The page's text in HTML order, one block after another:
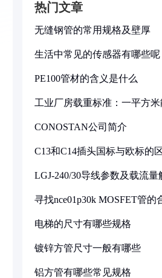
热门文章
无缝钢管的常用规格及壁厚
生活中常见的传感器有哪些呢
PE100管材的含义是什么
工业厂房载重标准：一平方
CONOSTAN公司简介
C13和C14插头国标与欧标的
LGJ-240/30导线参数及载流量
寻找nce01p30k MOSFET管的
电梯的尺寸有哪些规格
镀锌方管尺寸一般有哪些
铝方管有哪些常见规格